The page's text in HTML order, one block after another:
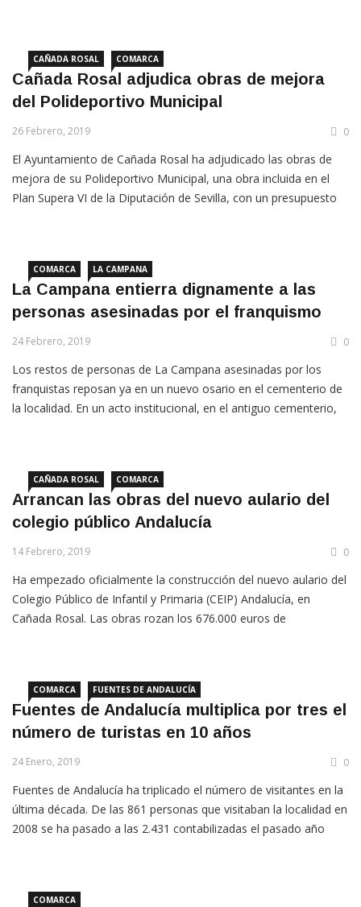
CAÑADA ROSAL COMARCA
Cañada Rosal adjudica obras de mejora
del Polideportivo Municipal
26 Febrero, 2019 0
El Ayuntamiento de Cañada Rosal ha adjudicado las obras de
mejora de su Polideportivo Municipal, una obra incluida en el
Plan Supera VI de la Diputación de Sevilla, con un presupuesto
COMARCA LA CAMPANA
La Campana entierra dignamente a las
personas asesinadas por el franquismo
24 Febrero, 2019 0
Los restos de personas de La Campana asesinadas por los
franquistas reposan ya en un nuevo osario en el cementerio de
la localidad. En un acto institucional, en el antiguo cementerio,
CAÑADA ROSAL COMARCA
Arrancan las obras del nuevo aulario del
colegio público Andalucía
14 Febrero, 2019 0
Ha empezado oficialmente la construcción del nuevo aulario del
Colegio Público de Infantil y Primaria (CEIP) Andalucía, en
Cañada Rosal. Las obras rozan los 676.000 euros de
COMARCA FUENTES DE ANDALUCÍA
Fuentes de Andalucía multiplica por tres el
número de turistas en 10 años
24 Enero, 2019 0
Fuentes de Andalucía ha triplicado el número de visitantes en la
última década. De las 861 personas que visitaban la localidad en
2008 se ha pasado a las 2.431 contabilizadas el pasado año
COMARCA